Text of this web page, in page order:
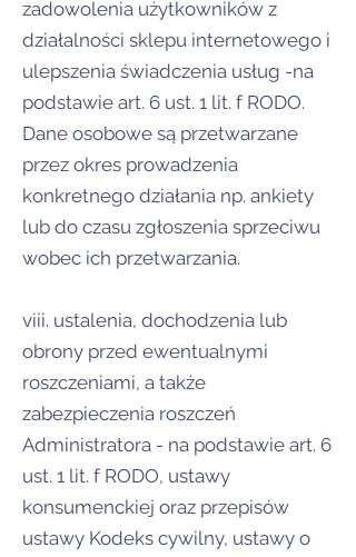
zadowolenia użytkowników z
działalności sklepu internetowego i
ulepszenia świadczenia usług -na
podstawie art. 6 ust. 1 lit. f RODO.
Dane osobowe są przetwarzane
przez okres prowadzenia
konkretnego działania np. ankiety
lub do czasu zgłoszenia sprzeciwu
wobec ich przetwarzania.
viii. ustalenia, dochodzenia lub
obrony przed ewentualnymi
roszczeniami, a także
zabezpieczenia roszczeń
Administratora - na podstawie art. 6
ust. 1 lit. f RODO, ustawy
konsumenckiej oraz przepisów
ustawy Kodeks cywilny, ustawy o